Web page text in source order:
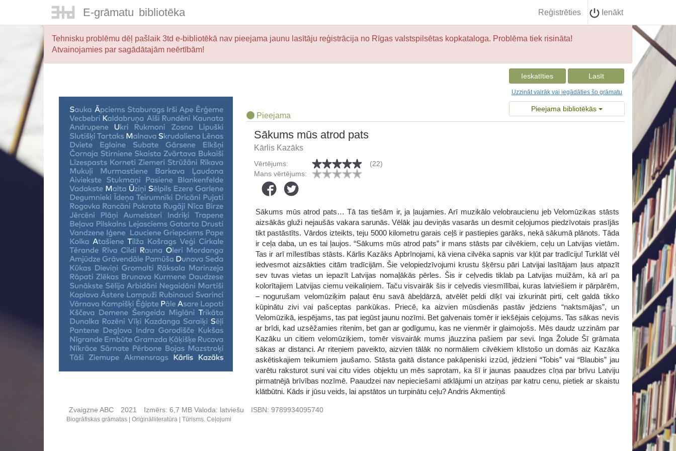
E-grāmatu bibliotēka Reģistrēties Ienākt
Tehnisku problēmu dēļ pašlaik 3td e-bibliotēkā nav pieejama jaunu lasītāju reģistrācija no Rīgas valstspilsētas kopkataloga. Problēma tiek risināta!
Atvainojamies par sagādātajām neērtībām!
Ieskatīties Lasīt
Uzzināt vairāk vai iegādāties šo grāmatu
Pieejama bibliotēkās
Pieejama
Sākums mūs atrod pats
Kārlis Kazāks
Vērtējums:
(22)
Mans vērtējums:
Sākums mūs atrod pats… Tā tas tiešām ir, ja ļaujamies. Arī muzikālo velobraucienu jeb Velomūzikas stāsts
aizsākās gluži nejaušās vakara sarunās. Vēlāk jau deviņās vasarās un desmit ceļojumos piedzīvotais prasījās
tikt pastāstīts. Vārdos izteikts, teju 5000 kilometru garais ceļš ir pastiepies garāks, nekā sākumā plānots. Tāda
ir ceļa daba, un es tai ļaujos. “Sākums mūs atrod pats” ir mans stāsts par cilvēkiem, ceļu un Latvijas vietām.
Tas ir arī mīlestības stāsts. Kārlis Kazāks Apbrīnojami, kā viena cilvēka sapnis var kļūt par tradīciju! Turklāt vēl
iedvesmot aizsākties citām tradīcijām. Šie velopiedzīvojumi krustu šķērsu pāri Latvijai lasītājam ļaus atpazīt
sev tuvas vietas un iepazīt Latvijas nomaļākās pērles. Šis ir ceļvedis tiklab pa Latvijas muižām, kā arī pa
kolorītajiem Latvijas ciemu veikaliņiem. Taču visvairāk šis ir ceļvedis viesmīlībai, kuras latviešiem ir pārpārēm,
– nogurušam velomūziķim paļaut ēnu savā ābeļdārzā, atvēlēt peldi dīķī vai izkurināt pirti, celt galdā tikko
kūpinātu zivi vai pašceptas pankūkas. Priecē, ka aizvien mūsdienās pastāv jēdziens “naktsmājas”, un
Velomūzikā, iespējams, tas pat iegūst jaunu nozīmi. Bet galvenais tomēr ir iekšējais ceļojums. Tas sākas nevis
ar brīdi, kad uzsēžamies ritenim, bet gan ar godīgumu, kas ne vienmēr ir glaimojošs. Mēs daudz uzzinām par
Kazāku un citiem velomūziķiem, tomēr visvairāk mums jāuzzina pašiem par sevi. Inga Žolude Šī grāmata
sākas ar distanci. Ar riteņiem paveikto, aizvien tālāk no normāliem cilvēkiem klīstošo un domās aiz Kazāka
askētiskajiem teikumiem jaušamo. Stāsta gaitā distance pakāpeniski izzūd, jēdzieni “Tobis” vai “Blaubis” jau
varētu raksturot suni vai citu vides objektu un mēs saprotam, ka šī ir jaunas paaudzes cīņa par brīvu Latviju
pirmatnējā brīvības nozīmē. Paaudzei nav nepieciešami atklājumi un atziņas par katru cenu, pietiek ar skaistu
klātbūtni. Kāds ir jūsu veids, lai apstātos un turpinātu ceļu? Andris Akmentiņš
Zvaigzne ABC 2021 Izmērs: 6,7 MB Valoda: latviešu ISBN: 9789934095740
Biogrāfiskas grāmatas Oriģinālliteratūra Tūrisms. Ceļojumi